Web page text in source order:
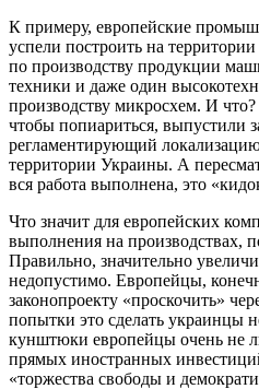
К примеру, европейские
успели построить на
по производству продукции
техники и даже один
производству микросхем. И
чтобы попиариться, выпустили
регламентирующий
территории Украины. А
вся работа выполнена, это
Что значит для европейских
выполнения на производствах,
Правильно, значительно
недопустимо. Европейцы,
законопроекту «проскочить»
попытки это сделать украинцы
кунштюки европейцы очень не
прямых иностранных
«торжества свободы и